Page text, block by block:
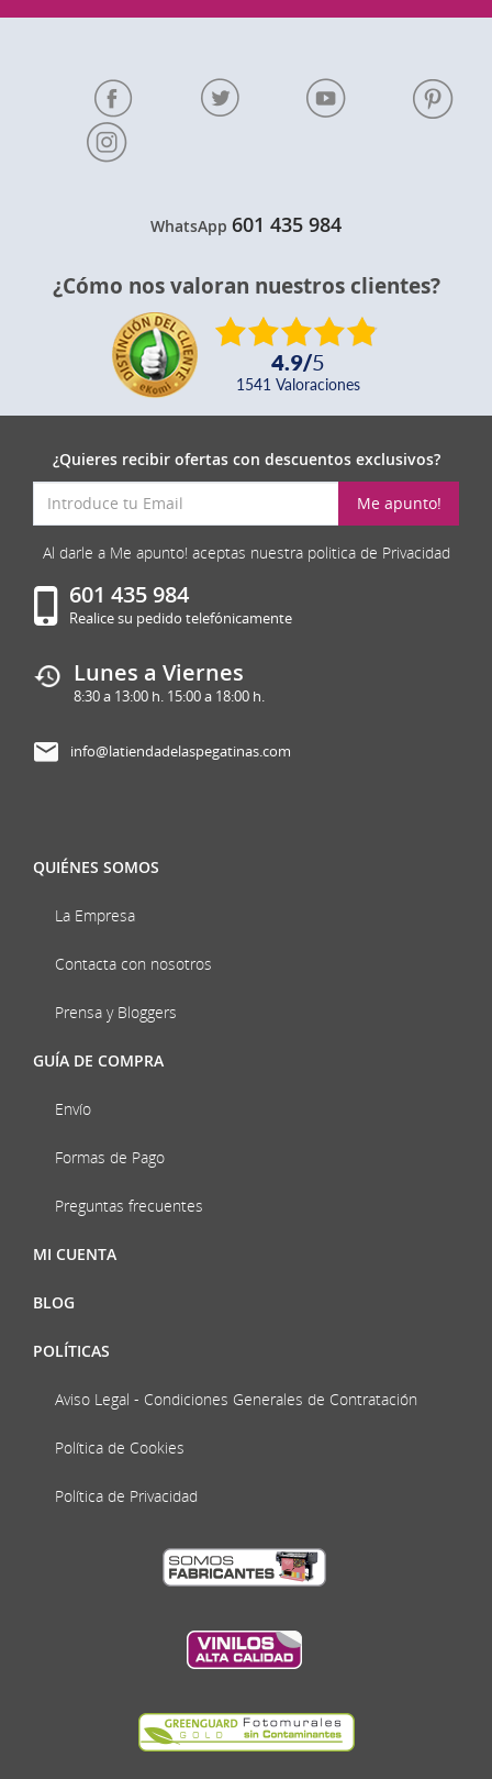
WhatsApp 601 435 984
¿Cómo nos valoran nuestros clientes?
4.9/5
1541 valoraciones
¿Quieres recibir ofertas con descuentos exclusivos?
Me apunto!
Al darle a Me apunto! aceptas nuestra politica de Privacidad
601 435 984
Realice su pedido telefónicamente
Lunes a Viernes
8:30 a 13:00 h. 15:00 a 18:00 h.
info@latiendadelaspegatinas.com
QUIÉNES SOMOS
La Empresa
Contacta con nosotros
Prensa y Bloggers
GUÍA DE COMPRA
Envío
Formas de Pago
Preguntas frecuentes
MI CUENTA
BLOG
POLÍTICAS
Aviso Legal - Condiciones Generales de Contratación
Política de Cookies
Política de Privacidad